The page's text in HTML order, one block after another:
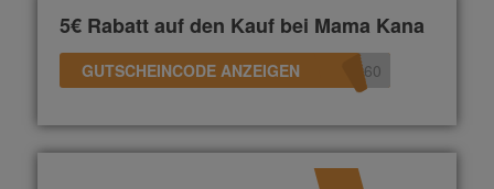
5€ Rabatt auf den Kauf bei Mama Kana
GUTSCHEINCODE ANZEIGEN 360